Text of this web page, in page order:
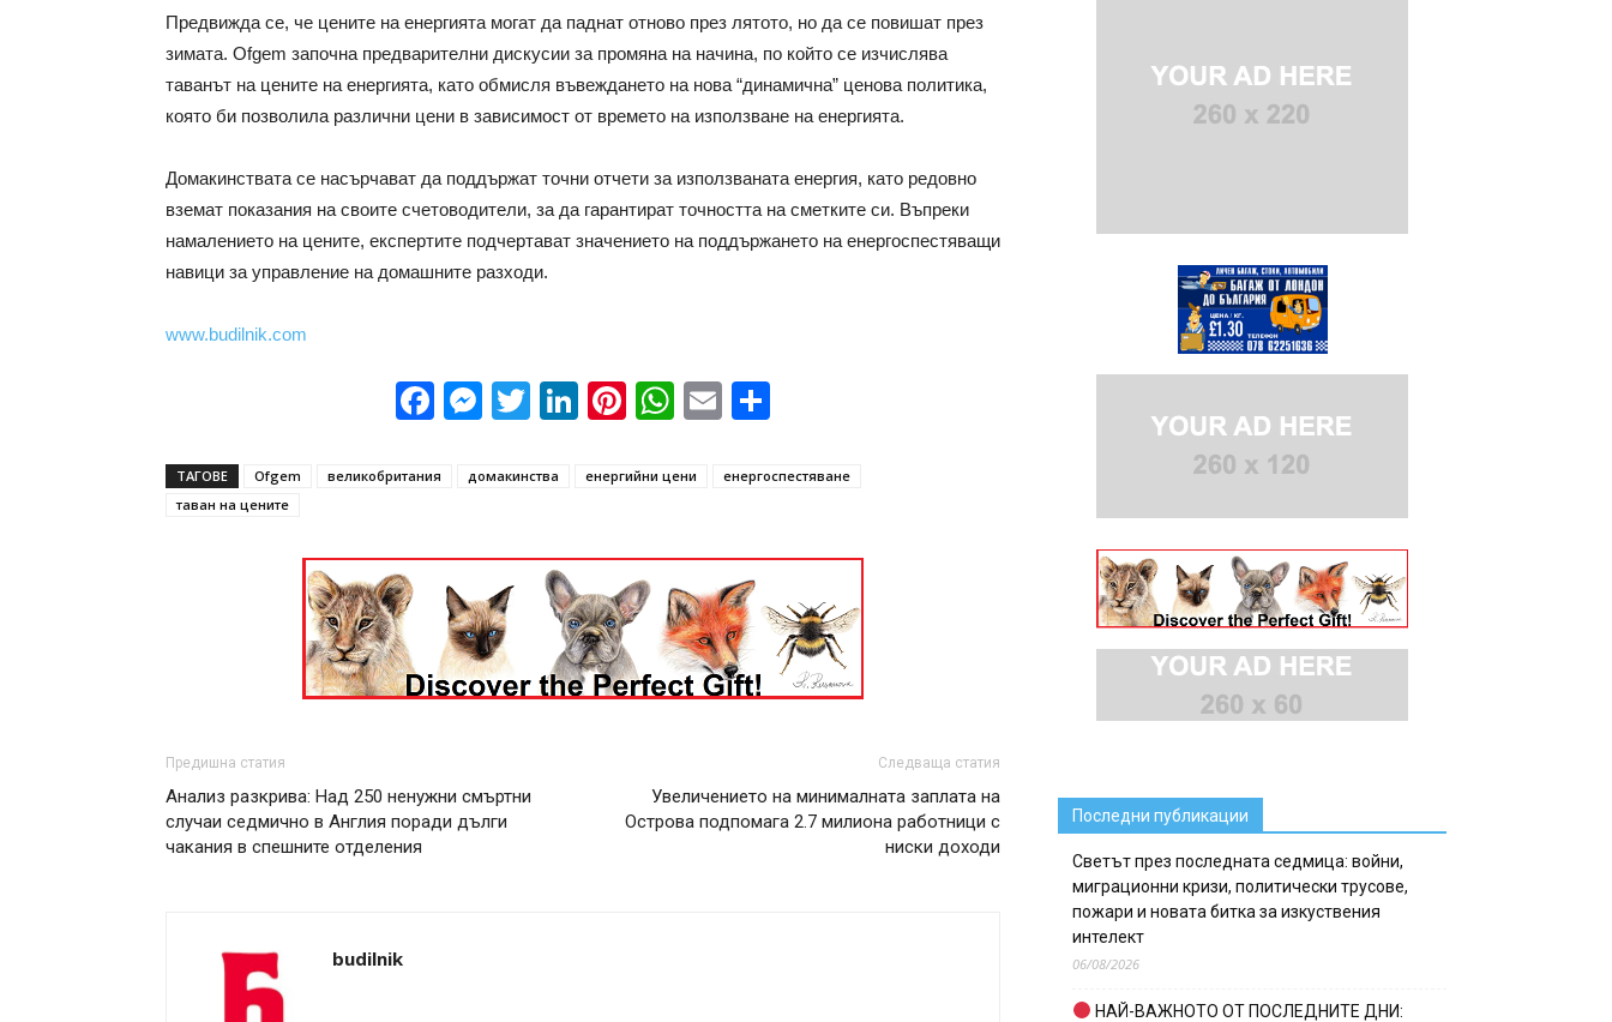
Предвижда се, че цените на енергията могат да паднат отново през лятото, но да се повишат през
зимата. Ofgem започна предварителни дискусии за промяна на начина, по който се изчислява
таванът на цените на енергията, като обмисля въвеждането на нова “динамична” ценова политика,
която би позволила различни цени в зависимост от времето на използване на енергията.
Домакинствата се насърчават да поддържат точни отчети за използваната енергия, като редовно
вземат показания на своите счетоводители, за да гарантират точността на сметките си. Въпреки
намалението на цените, експертите подчертават значението на поддържането на енергоспестяващи
навици за управление на домашните разходи.
www.budilnik.com
Facebook
Messenger
Twitter
LinkedIn
Pinterest
WhatsApp
Email
ТАГОВЕ Ofgem великобритания домакинства енергийни цени
енергоспестяване
таван на цените
Предишна статия
Анализ разкрива: Над 250 ненужни смъртни
случаи седмично в Англия поради дълги
чакания в спешните отделения
Следваща статия
Увеличението на минималната заплата на
Острова подпомага 2.7 милиона работници с
ниски доходи
budilnik
Последни публикации
Светът през последната седмица: войни,
миграционни кризи, политически трусове,
пожари и новата битка за изкуствения
интелект
06/08/2026
НАЙ-ВАЖНОТО ОТ ПОСЛЕДНИТЕ ДНИ: